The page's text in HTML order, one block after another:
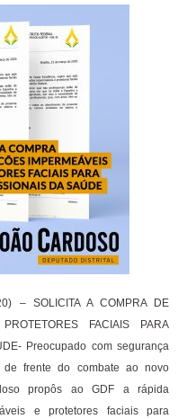
– SOLICITA A COMPRA DE
FACIAIS PARA
Preocupado com segurança
frente do combate ao novo
propôs ao GDF a rápida
e protetores faciais para